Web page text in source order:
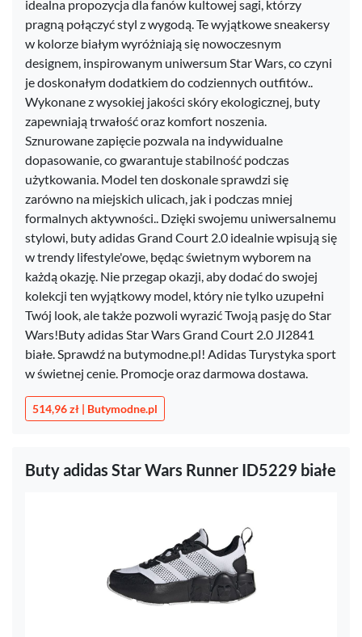
idealna propozycja dla fanów kultowej sagi, którzy
pragną połączyć styl z wygodą. Te wyjątkowe sneakersy
w kolorze białym wyróżniają się nowoczesnym
designem, inspirowanym uniwersum Star Wars, co czyni
je doskonałym dodatkiem do codziennych outfitów..
Wykonane z wysokiej jakości skóry ekologicznej, buty
zapewniają trwałość oraz komfort noszenia.
Sznurowane zapięcie pozwala na indywidualne
dopasowanie, co gwarantuje stabilność podczas
użytkowania. Model ten doskonale sprawdzi się
zarówno na miejskich ulicach, jak i podczas mniej
formalnych aktywności.. Dzięki swojemu uniwersalnemu
stylowi, buty adidas Grand Court 2.0 idealnie wpisują się
w trendy lifestyle'owe, będąc świetnym wyborem na
każdą okazję. Nie przegap okazji, aby dodać do swojej
kolekcji ten wyjątkowy model, który nie tylko uzupełni
Twój look, ale także pozwoli wyrazić Twoją pasję do Star
Wars!Buty adidas Star Wars Grand Court 2.0 JI2841
białe. Sprawdź na butymodne.pl! Adidas Turystyka sport
w świetnej cenie. Promocje oraz darmowa dostawa.
514,96 zł | Butymodne.pl
Buty adidas Star Wars Runner ID5229 białe